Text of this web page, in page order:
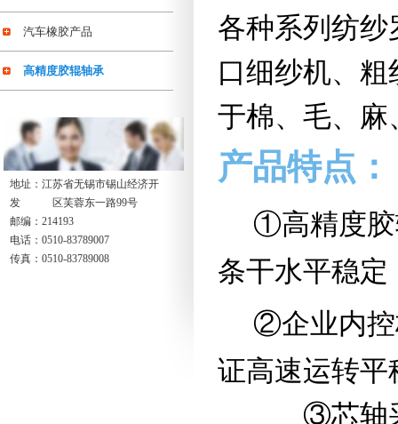
汽车橡胶产品
高精度胶辊轴承
地址：江苏省无锡市锡山经济开
发 区芙蓉东一路99号
邮编：214193
电话：0510-83789007
传真：0510-83789008
各种系列纺
口细纱机、
于棉、毛、麻
产品特点：
①高精度
条干水平稳定
②企业内
证高速运转平
③芯轴采用